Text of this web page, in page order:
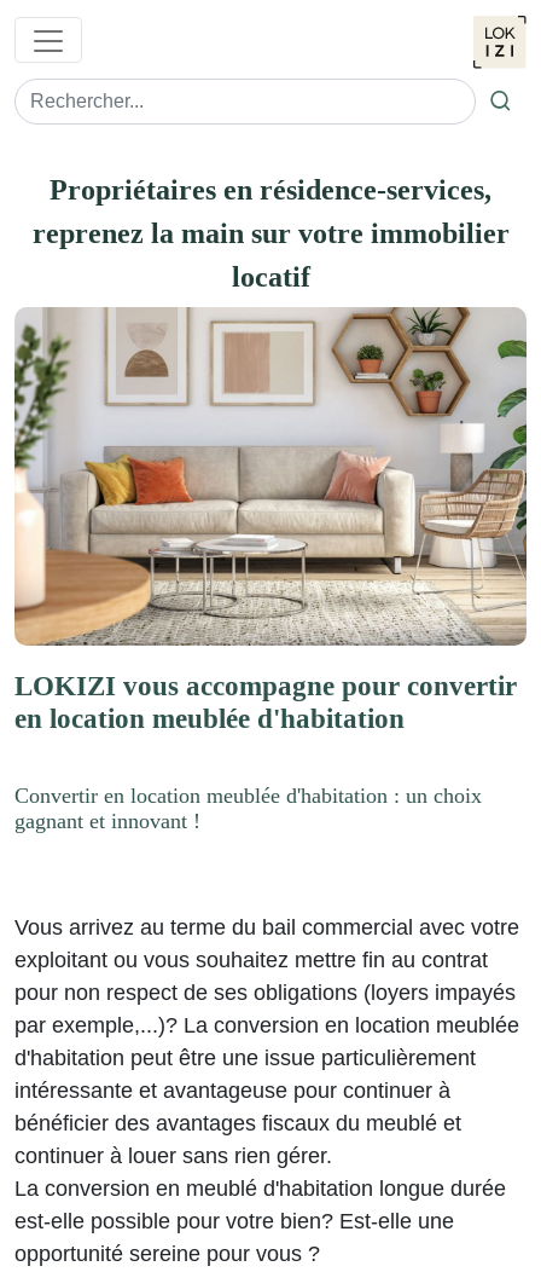
Propriétaires en résidence-services,
reprenez la main sur votre immobilier
locatif
LOKIZI vous accompagne pour convertir
en location meublée d'habitation
Convertir en location meublée d'habitation : un choix
gagnant et innovant !
Vous arrivez au terme du bail commercial avec votre
exploitant ou vous souhaitez mettre fin au contrat
pour non respect de ses obligations (loyers impayés
par exemple,...)? La conversion en location meublée
d'habitation peut être une issue particulièrement
intéressante et avantageuse pour continuer à
bénéficier des avantages fiscaux du meublé et
continuer à louer sans rien gérer.
La conversion en meublé d'habitation longue durée
est-elle possible pour votre bien? Est-elle une
opportunité sereine pour vous ?